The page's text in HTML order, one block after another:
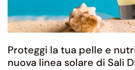
Proteggi la tua pelle e
nuova linea solare di Sali